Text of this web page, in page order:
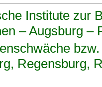
Institute zur
– Augsburg
, Regensburg,